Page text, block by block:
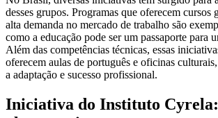
desses grupos. Programas que oferecem cursos
alta demanda no mercado de trabalho são
como a educação pode ser um passaporte para
Além das competências técnicas, essas
oferecem aulas de português e oficinas
a adaptação e sucesso profissional.
Iniciativa do Instituto